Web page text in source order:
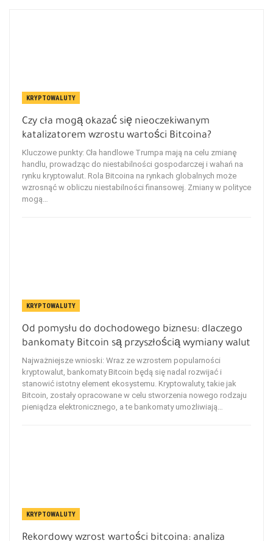
KRYPTOWALUTY
Czy cła mogą okazać się nieoczekiwanym
katalizatorem wzrostu wartości Bitcoina?
Kluczowe punkty: Cła handlowe Trumpa mają na celu zmianę
handlu, prowadząc do niestabilności gospodarczej i wahań na
rynku kryptowalut. Rola Bitcoina na rynkach globalnych może
wzrosnąć w obliczu niestabilności finansowej. Zmiany w polityce
mogą…
KRYPTOWALUTY
Od pomysłu do dochodowego biznesu: dlaczego
bankomaty Bitcoin są przyszłością wymiany walut
Najważniejsze wnioski: Wraz ze wzrostem popularności
kryptowalut, bankomaty Bitcoin będą się nadal rozwijać i
stanowić istotny element ekosystemu. Kryptowaluty, takie jak
Bitcoin, zostały opracowane w celu stworzenia nowego rodzaju
pieniądza elektronicznego, a te bankomaty umożliwiają…
KRYPTOWALUTY
Rekordowy wzrost wartości bitcoina: analiza